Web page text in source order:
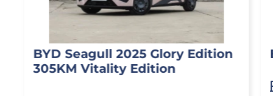
BYD Seagull 2025 Glory Edition
305KM Vitality Edition